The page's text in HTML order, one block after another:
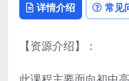
详情介绍 常见
【资源介绍】：